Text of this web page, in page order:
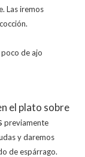
Las iremos
de ajo
el plato sobre
previamente
y daremos
de espárrago.